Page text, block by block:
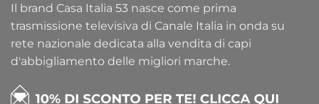
Il brand Casa Italia 53 nasce come prima
trasmissione televisiva di Canale Italia in onda su
rete nazionale dedicata alla vendita di capi
d'abbigliamento delle migliori marche.